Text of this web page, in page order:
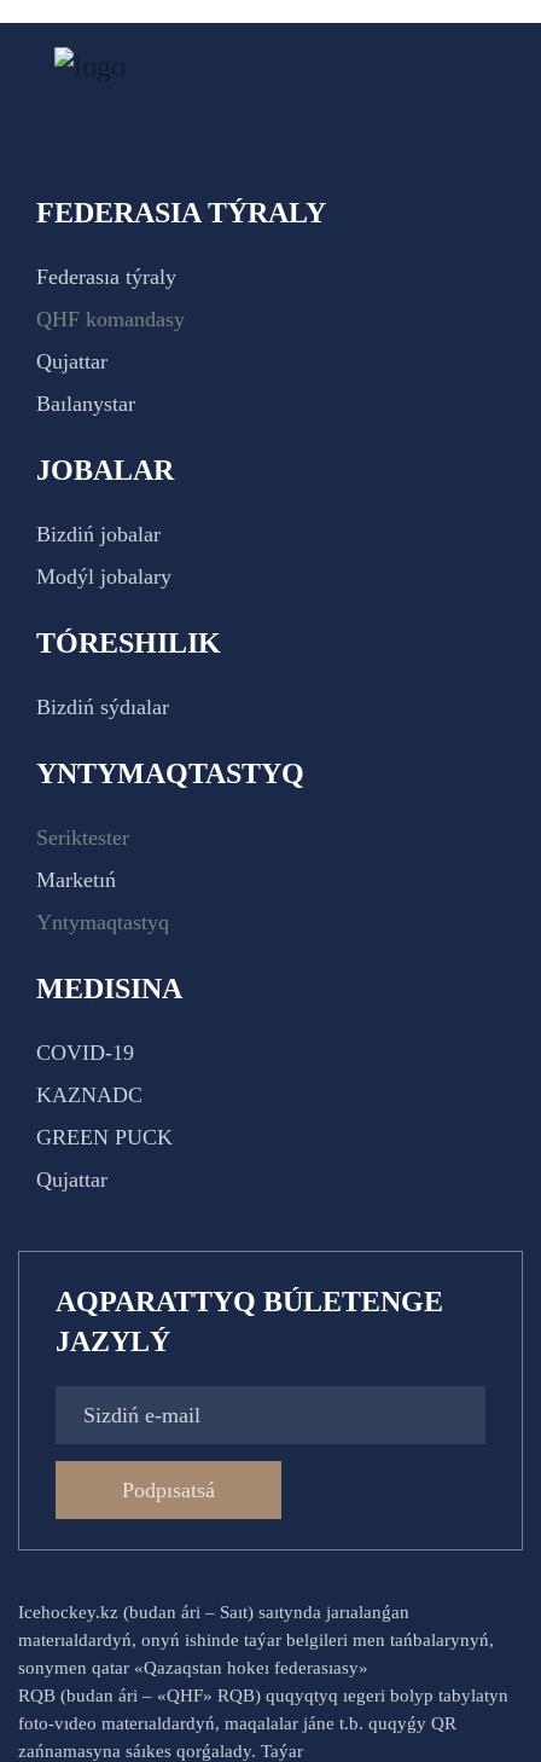
FEDERASIA TÝRALY
Federasıa týraly
QHF komandasy
Qujattar
Baılanystar
JOBALAR
Bizdiń jobalar
Modýl jobalary
TÓRESHILIK
Bizdiń sýdıalar
YNTYMAQTASTYQ
Seriktester
Marketıń
Yntymaqtastyq
MEDISINA
COVID-19
KAZNADC
GREEN PUCK
Qujattar
AQPARATTYQ BÚLETENGE
JAZYLÝ
Podpısatsá
Icehockey.kz (budan ári – Saıt) saıtynda jarıalanǵan
materıaldardyń, onyń ishinde taýar belgileri men tańbalarynyń,
sonymen qatar «Qazaqstan hokeı federasıasy»
RQB (budan ári – «QHF» RQB) quqyqtyq ıegeri bolyp tabylatyn
foto-vıdeo materıaldardyń, maqalalar jáne t.b. quqyǵy QR
zańnamasyna sáıkes qorǵalady. Taýar